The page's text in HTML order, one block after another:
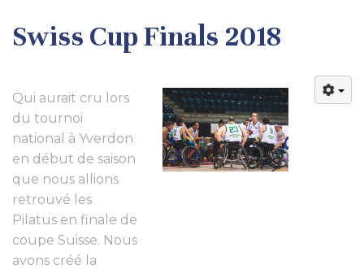
Swiss Cup Finals 2018
Qui aurait cru lors
du tournoi
national à Yverdon
en début de saison
que nous allions
retrouvé les
Pilatus en finale de
coupe Suisse. Nous
avons créé la